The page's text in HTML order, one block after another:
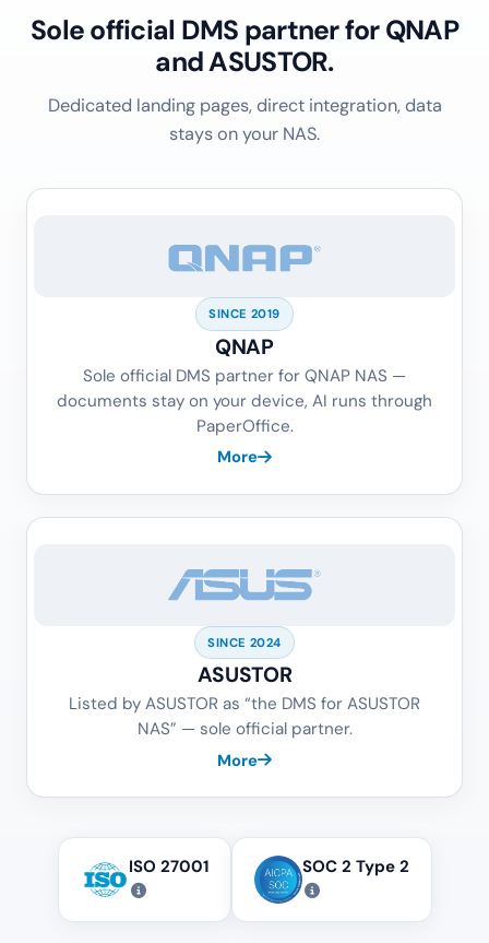
Sole official DMS partner for QNAP
and ASUSTOR.
Dedicated landing pages, direct integration, data
stays on your NAS.
SINCE 2019
QNAP
Sole official DMS partner for QNAP NAS —
documents stay on your device, AI runs through
PaperOffice.
More
SINCE 2024
ASUSTOR
Listed by ASUSTOR as “the DMS for ASUSTOR
NAS” — sole official partner.
More
ISO 27001 SOC 2 Type 2